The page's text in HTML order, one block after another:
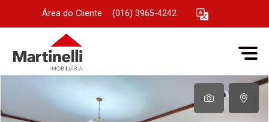
Área do Cliente (016) 3965-4242